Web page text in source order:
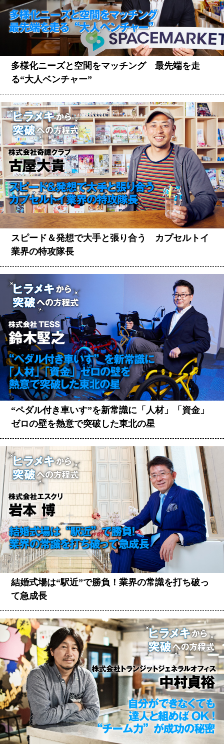
多様化ニーズと空間をマッチング 最先端を走
る“大人ベンチャー”
スピード＆発想で大手と張り合う カプセルトイ
業界の特攻隊長
“ペダル付き車いす”を新常識に「人材」「資金」
ゼロの壁を熱意で突破した東北の星
結婚式場は“駅近”で勝負！業界の常識を打ち破っ
て急成長